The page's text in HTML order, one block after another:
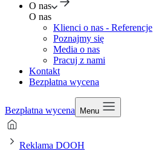
O nas
O nas
Klienci o nas - Referencje
Poznajmy się
Media o nas
Pracuj z nami
Kontakt
Bezpłatna wycena
Bezpłatna wycena Menu
Reklama DOOH